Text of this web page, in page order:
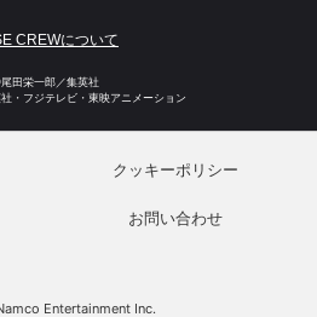
CREWについて
田栄一郎／集英社
・フジテレビ・東映アニメーション
クッキーポリシー
お問い合わせ
Entertainment Inc.